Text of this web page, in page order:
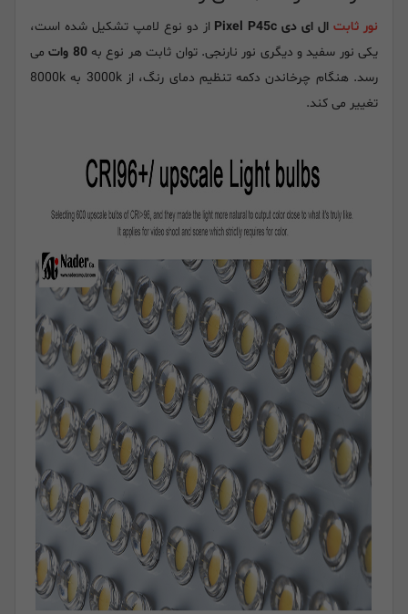
نور ثابتال ای دی Pixel P45c
از دو نوع لامپ تشکیل شده است،
یکی نور سفید و دیگری نور نارنجی. توان ثابت هر نوع به80 وات
می
رسد. هنگام چرخاندن دکمه تنظیم دمای رنگ، از 3000k به 8000k
تغییر می کند.